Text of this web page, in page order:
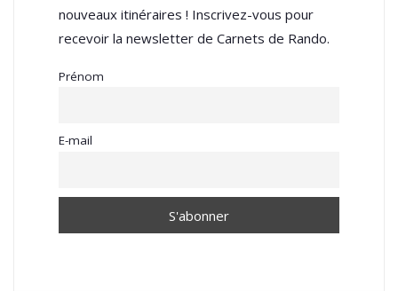
nouveaux itinéraires ! Inscrivez-vous pour
recevoir la newsletter de Carnets de Rando.
Prénom
E-mail